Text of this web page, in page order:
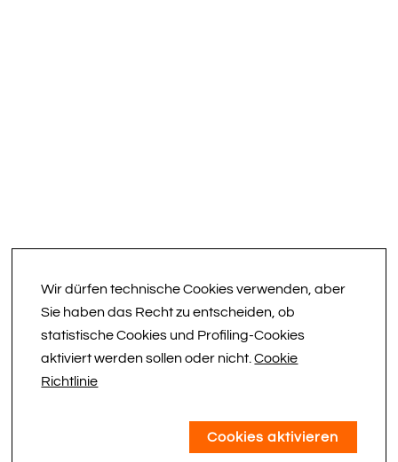
Wir dürfen technische Cookies verwenden, aber
Sie haben das Recht zu entscheiden, ob
statistische Cookies und Profiling-Cookies
aktiviert werden sollen oder nicht.Cookie
Richtlinie
Cookies aktivieren